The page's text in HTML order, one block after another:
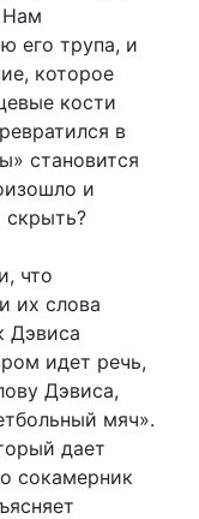
Нам
его трупа, и
которое
кости
в
становится
и
что
их слова
Дэвиса
идет речь,
Дэвиса,
мяч».
дает
сокамерник